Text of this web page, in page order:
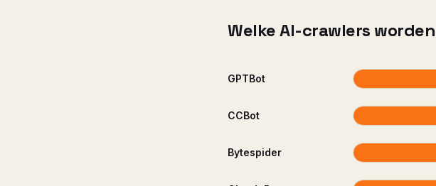
Welke AI-crawlers
GPTBot
CCBot
Bytespider